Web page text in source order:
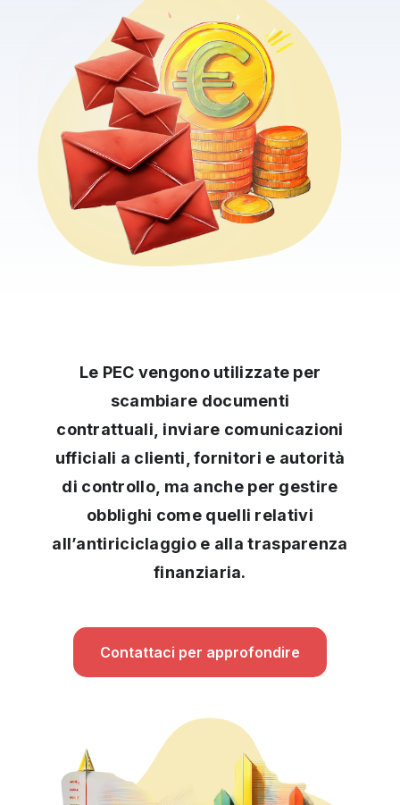
Le PEC vengono utilizzate per
scambiare documenti
contrattuali, inviare comunicazioni
ufficiali a clienti, fornitori e autorità
di controllo, ma anche per gestire
obblighi come quelli relativi
all’antiriciclaggio e alla trasparenza
finanziaria.
Contattaci per approfondire